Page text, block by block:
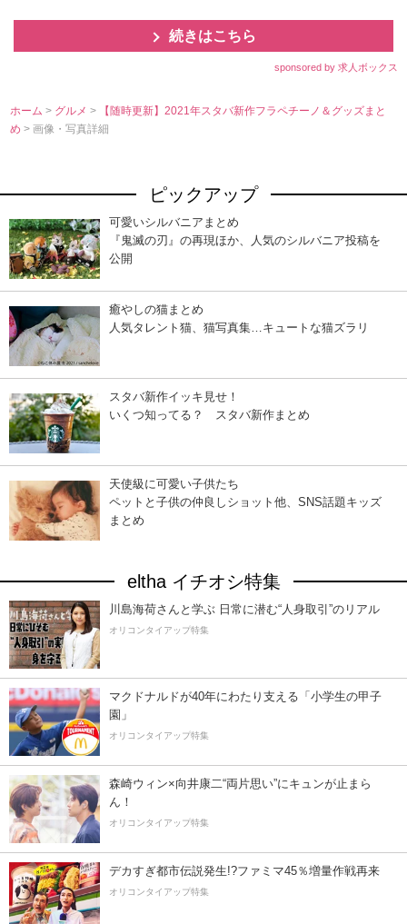
続きはこちら
sponsored by 求人ボックス
ホーム > グルメ>
【随時更新】2021年スタバ新作フラペチーノ＆グッズまと
め> 画像・写真詳細
ピックアップ
可愛いシルバニアまとめ
『鬼滅の刃』の再現ほか、人気のシルバニア投稿を
公開
癒やしの猫まとめ
人気タレント猫、猫写真集…キュートな猫ズラリ
スタバ新作イッキ見せ！
いくつ知ってる？ スタバ新作まとめ
天使級に可愛い子供たち
ペットと子供の仲良しショット他、SNS話題キッズ
まとめ
eltha イチオシ特集
川島海荷さんと学ぶ 日常に潜む“人身取引”のリアル
オリコンタイアップ特集
マクドナルドが40年にわたり支える「小学生の甲子
園」
オリコンタイアップ特集
森崎ウィン×向井康二“両片思い”にキュンが止まら
ん！
オリコンタイアップ特集
デカすぎ都市伝説発生!?ファミマ45％増量作戦再来
オリコンタイアップ特集